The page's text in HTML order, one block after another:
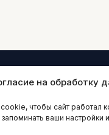
на обработку
чтобы сайт работал
ваши настройки
И